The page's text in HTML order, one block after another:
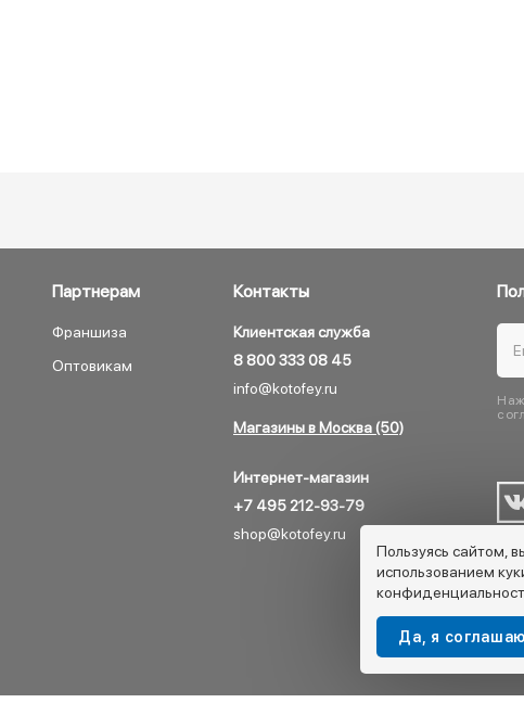
Партнерам
Франшиза
Оптовикам
Контакты
Клиентская служба
8 800 333 08 45
info@kotofey.ru
Магазины в Москва (50)
Интернет-магазин
+7 495 212-93-79
shop@kotofey.ru
Пользуясь сайтом,
использованием
Да, я